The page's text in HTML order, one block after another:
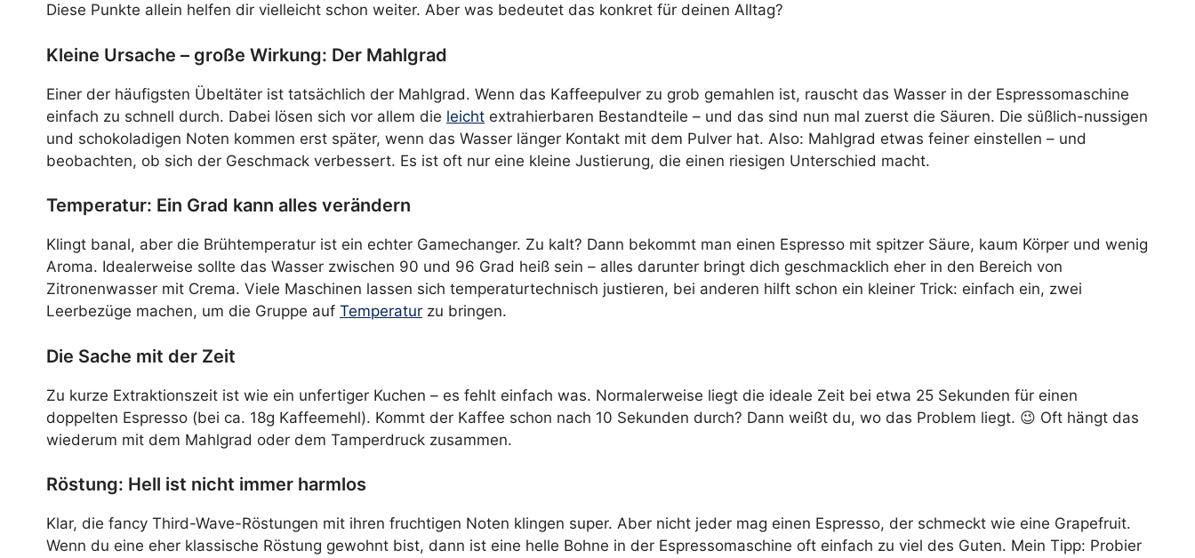
Diese Punkte allein helfen dir vielleicht schon weiter. Aber was bedeutet das konkret für deinen Alltag?
Kleine Ursache – große Wirkung: Der Mahlgrad
Einer der häufigsten Übeltäter ist tatsächlich der Mahlgrad. Wenn das Kaffeepulver zu grob gemahlen ist, rauscht das Wasser in der Espressomaschine
einfach zu schnell durch. Dabei lösen sich vor allem die leicht extrahierbaren Bestandteile – und das sind nun mal zuerst die Säuren. Die süßlich-nussigen
und schokoladigen Noten kommen erst später, wenn das Wasser länger Kontakt mit dem Pulver hat. Also: Mahlgrad etwas feiner einstellen – und
beobachten, ob sich der Geschmack verbessert. Es ist oft nur eine kleine Justierung, die einen riesigen Unterschied macht.
Temperatur: Ein Grad kann alles verändern
Klingt banal, aber die Brühtemperatur ist ein echter Gamechanger. Zu kalt? Dann bekommt man einen Espresso mit spitzer Säure, kaum Körper und wenig
Aroma. Idealerweise sollte das Wasser zwischen 90 und 96 Grad heiß sein – alles darunter bringt dich geschmacklich eher in den Bereich von
Zitronenwasser mit Crema. Viele Maschinen lassen sich temperaturtechnisch justieren, bei anderen hilft schon ein kleiner Trick: einfach ein, zwei
Leerbezüge machen, um die Gruppe auf Temperatur zu bringen.
Die Sache mit der Zeit
Zu kurze Extraktionszeit ist wie ein unfertiger Kuchen – es fehlt einfach was. Normalerweise liegt die ideale Zeit bei etwa 25 Sekunden für einen
doppelten Espresso (bei ca. 18g Kaffeemehl). Kommt der Kaffee schon nach 10 Sekunden durch? Dann weißt du, wo das Problem liegt. 😉 Oft hängt das
wiederum mit dem Mahlgrad oder dem Tamperdruck zusammen.
Röstung: Hell ist nicht immer harmlos
Klar, die fancy Third-Wave-Röstungen mit ihren fruchtigen Noten klingen super. Aber nicht jeder mag einen Espresso, der schmeckt wie eine Grapefruit.
Wenn du eine eher klassische Röstung gewohnt bist, dann ist eine helle Bohne in der Espressomaschine oft einfach zu viel des Guten. Mein Tipp: Probier